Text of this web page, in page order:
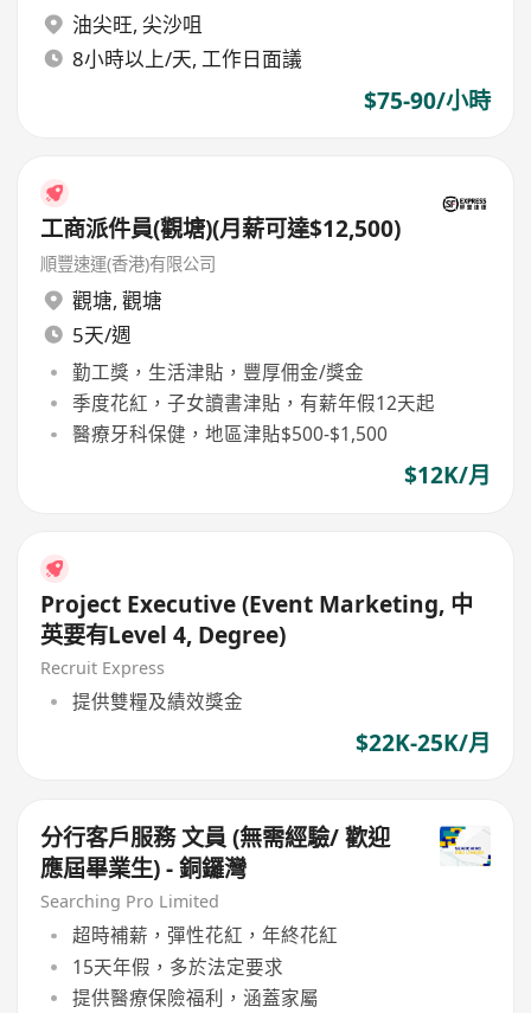
油尖旺, 尖沙咀
8小時以上/天, 工作日面議
$75-90/小時
工商派件員(觀塘)(月薪可達$12,500)
順豐速運(香港)有限公司
觀塘, 觀塘
5天/週
勤工獎，生活津貼，豐厚佣金/獎金
季度花紅，子女讀書津貼，有薪年假12天起
醫療牙科保健，地區津貼$500-$1,500
$12K/月
Project Executive (Event Marketing, 中
英要有Level 4, Degree)
Recruit Express
提供雙糧及績效獎金
$22K-25K/月
分行客戶服務 文員 (無需經驗/ 歡迎
應屆畢業生) - 銅鑼灣
Searching Pro Limited
超時補薪，彈性花紅，年終花紅
15天年假，多於法定要求
提供醫療保險福利，涵蓋家屬